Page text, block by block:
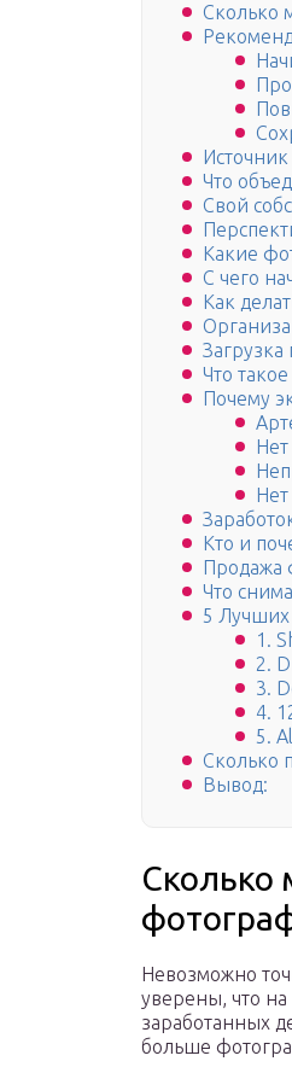
Сколько
Источник
Что
Свой
Какие
С чего
Как
Что
Почему
Кто и
Продажа
Что
5 Лучших
1.
2.
3.
4.
5.
Сколько
Вывод:
Сколько
Невозможно
уверены, что на
заработанных
больше